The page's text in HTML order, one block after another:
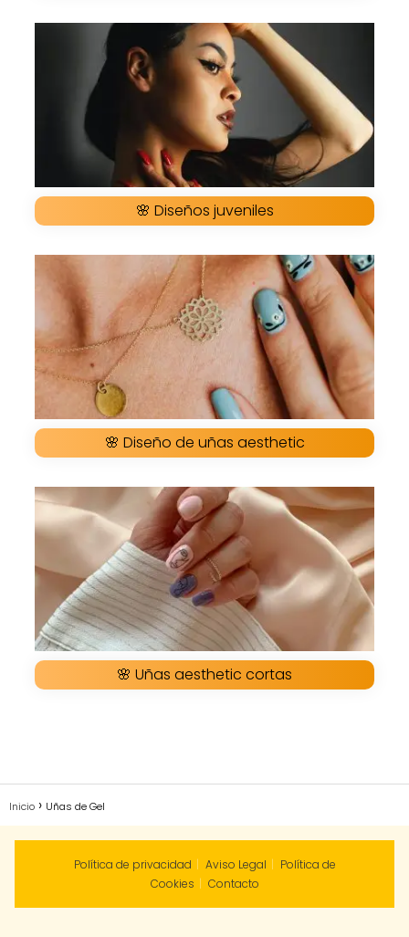
🌸 Diseños juveniles
🌸 Diseño de uñas aesthetic
🌸 Uñas aesthetic cortas
Inicio Uñas de Gel
Política de privacidad Aviso Legal
Política de
Cookies
Contacto